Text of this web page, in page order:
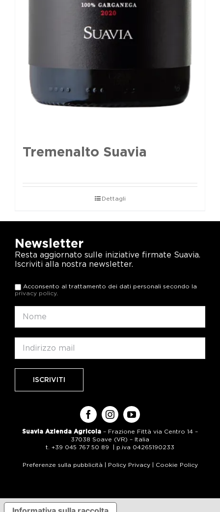
Tremenalto Suavia
Dettagli
Newsletter
Resta aggiornato sulle iniziative firmate Suavia.
Iscriviti alla nostra newsletter.
Acconsento al trattamento dei dati personali secondo la
privacy policy.
Suavia Azienda Agricola – Frazione Fittà via Centro 14 –
37038 Soave (VR) – Italia
t. +39 045 767 50 89 | p.iva 04265190233
Preferenze sulla pubblicità | Policy Privacy| Cookie Policy